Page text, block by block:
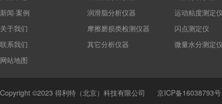
新闻·案例
关于我们
联系我们
网站地图
润滑脂分析仪器
摩擦磨损类检测仪器
其它分析仪器
运动粘度测定
闪点测定仪
微量水分测定
Copyright ©2023 得利特（北京）科技有限公司 京ICP备16038793号